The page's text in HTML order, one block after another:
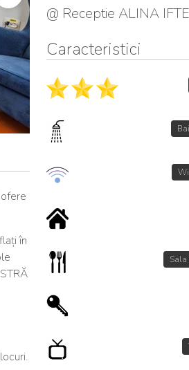
în
@ Receptie ALINA
Caracteristici
Sala